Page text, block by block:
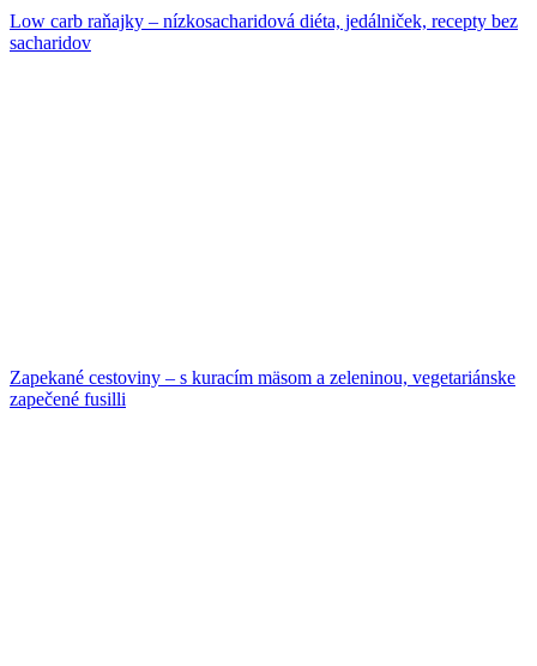
Low carb raňajky – nízkosacharidová diéta, jedálniček, recepty bez
sacharidov
Zapekané cestoviny – s kuracím mäsom a zeleninou, vegetariánske
zapečené fusilli